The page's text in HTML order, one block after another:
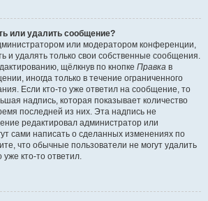
или удалить сообщение?
или модератором конференции,
и удалять только свои собственные сообщения.
щёлкнув по кнопке Правка в
иногда только в течение ограниченного
Если кто-то уже ответил на сообщение, то
надпись, которая показывает количество
последней из них. Эта надпись не
редактировал администратор или
сами написать о сделанных изменениях по
что обычные пользователи не могут удалить
кто-то ответил.